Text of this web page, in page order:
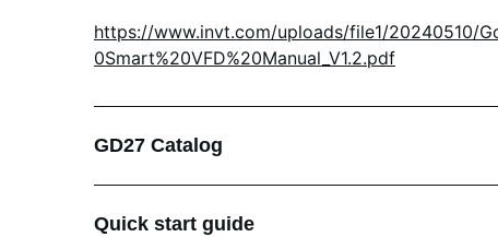
https://www.invt.com/uploads/file1/20240510/
0Smart%20VFD%20Manual_V1.2.pdf
GD27 Catalog
Quick start guide